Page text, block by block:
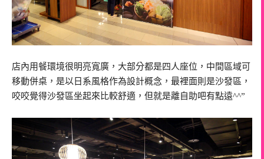
店內用餐環境很明亮寬廣，大部分都是四人座位，中間區域可
移動併桌，是以日系風格作為設計概念，最裡面則是沙發區，
咬咬覺得沙發區坐起來比較舒適，但就是離自助吧有點遠^^”